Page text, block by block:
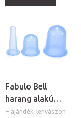
Fabulo Bell
harang alakú
szilikon köpöly
+ ajándék: lenvászon